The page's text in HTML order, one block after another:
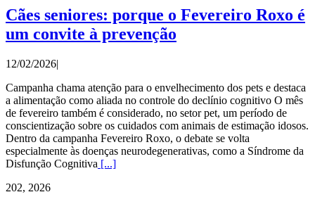
Cães seniores: porque o Fevereiro Roxo é
um convite à prevenção
12/02/2026|
Campanha chama atenção para o envelhecimento dos pets e destaca
a alimentação como aliada no controle do declínio cognitivo O mês
de fevereiro também é considerado, no setor pet, um período de
conscientização sobre os cuidados com animais de estimação idosos.
Dentro da campanha Fevereiro Roxo, o debate se volta
especialmente às doenças neurodegenerativas, como a Síndrome da
Disfunção Cognitiva [...]
202, 2026